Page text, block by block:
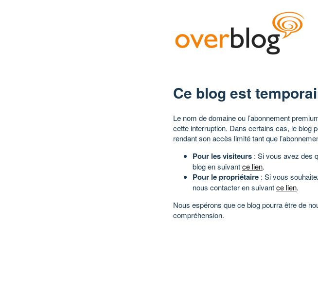
Ce blog est
Le nom de domaine ou l’abonnement
cette interruption. Dans certains cas, le blog
rendant son accès limité tant que
Pour les visiteurs : Si vous avez des
blog en suivantce lien.
Pour le propriétaire : Si vous
nous contacter en suivantce lien.
Nous espérons que ce blog pourra être de
compréhension.